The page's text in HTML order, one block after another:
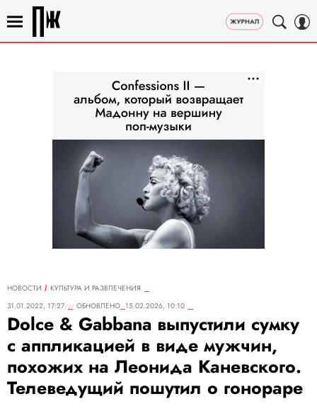
НОВОСТИ
КУЛЬТУРА И РАЗВЛЕЧЕНИЯ
31.01.2022, 17:27
ОБНОВЛЕНО 15.02.2026, 10:10
Dolce & Gabbana выпустили сумку
с аппликацией в виде мужчин,
похожих на Леонида Каневского.
Телеведущий пошутил о гонораре